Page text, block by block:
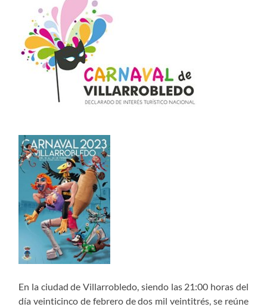
En la ciudad de Villarrobledo, siendo las 21:00 horas del
día veinticinco de febrero de dos mil veintitrés, se reúne